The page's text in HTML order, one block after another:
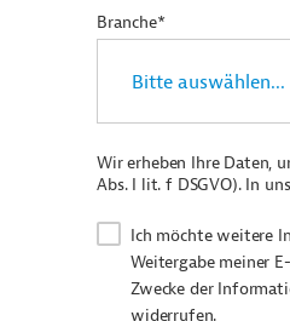
Branche*
Wir erheben Ihre Daten,
Abs. I lit. f DSGVO). In
Ich möchte weitere
Weitergabe meiner
Zwecke der
widerrufen.